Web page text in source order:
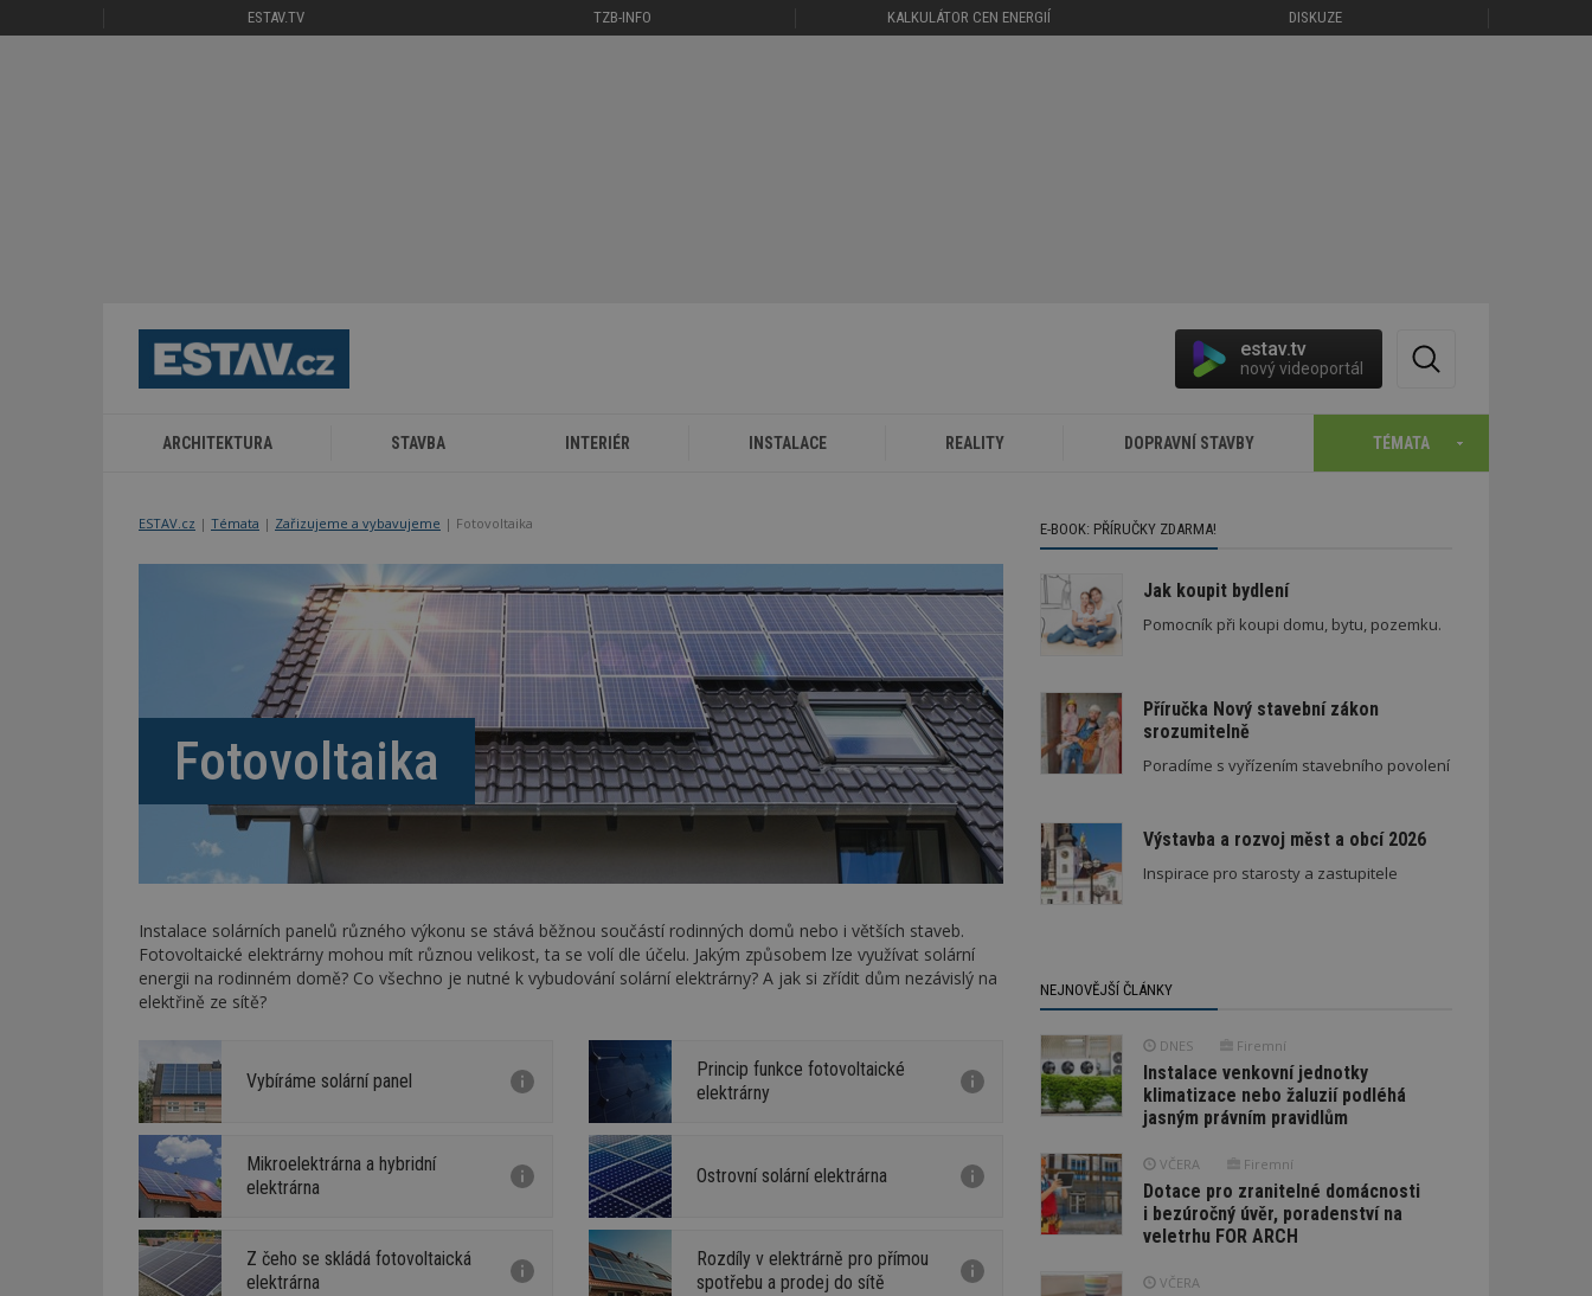
ESTAV.TV TZB-INFO KALKULÁTOR CEN ENERGIÍ DISKUZE
estav.tv
nový videoportál
ARCHITEKTURA STAVBA INTERIÉR INSTALACE REALITY DOPRAVNÍ STAVBY TÉMATA
ESTAV.cz Témata Zařizujeme a vybavujeme Fotovoltaika
Fotovoltaika
Instalace solárních panelů různého výkonu se stává běžnou součástí rodinných domů nebo i větších staveb.
Fotovoltaické elektrárny mohou mít různou velikost, ta se volí dle účelu. Jakým způsobem lze využívat solární
energii na rodinném domě? Co všechno je nutné k vybudování solární elektrárny? A jak si zřídit dům nezávislý na
elektřině ze sítě?
Vybíráme solární panel
Princip funkce fotovoltaické
elektrárny
Mikroelektrárna a hybridní
elektrárna
Ostrovní solární elektrárna
Z čeho se skládá fotovoltaická
elektrárna
Rozdíly v elektrárně pro přímou
spotřebu a prodej do sítě
E-BOOK: PŘÍRUČKY ZDARMA!
Jak koupit bydlení
Pomocník při koupi domu, bytu, pozemku.
Příručka Nový stavební zákon
srozumitelně
Poradíme s vyřízením stavebního povolení
Výstavba a rozvoj měst a obcí 2026
Inspirace pro starosty a zastupitele
NEJNOVĚJŠÍ ČLÁNKY
DNES Firemní
Instalace venkovní jednotky
klimatizace nebo žaluzií podléhá
jasným právním pravidlům
VČERA Firemní
Dotace pro zranitelné domácnosti
i bezúročný úvěr, poradenství na
veletrhu FOR ARCH
VČERA